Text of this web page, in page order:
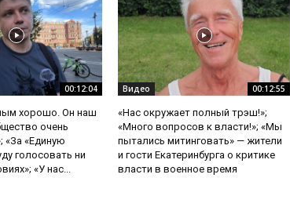
00:12:04
хорошо. Он наш
очень
«За «Единую
голосовать ни
«У нас...
Видео 00:12:55
«Нас окружает полный трэш!»;
«Много вопросов к власти!»; «Мы
пытались митинговать» — жители
и гости Екатеринбурга о критике
власти в военное время